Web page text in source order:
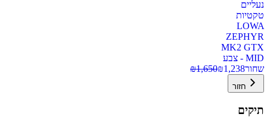
נעליים
טקטיות
LOWA
ZEPHYR
MK2 GTX
MID - צבע
שחור
₪1,238
₪1,650
חזור
תיקים